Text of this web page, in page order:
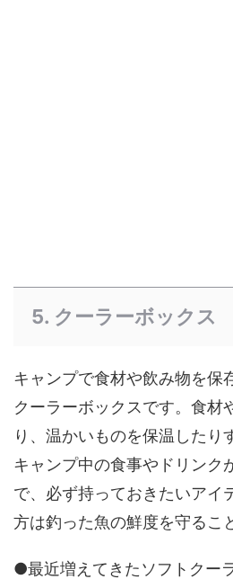
5. クーラーボックス
キャンプで食材や飲み物を保
クーラーボックスです。食材
り、温かいものを保温したり
キャンプ中の食事やドリンク
で、必ず持っておきたいアイ
方は釣った魚の鮮度を守るこ
●最近増えてきたソフトクー